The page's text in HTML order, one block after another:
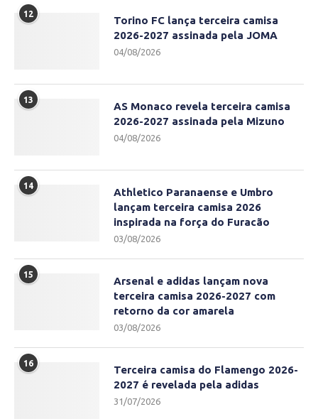
12
Torino FC lança terceira camisa
2026-2027 assinada pela JOMA
04/08/2026
13
AS Monaco revela terceira camisa
2026-2027 assinada pela Mizuno
04/08/2026
14
Athletico Paranaense e Umbro
lançam terceira camisa 2026
inspirada na força do Furacão
03/08/2026
15
Arsenal e adidas lançam nova
terceira camisa 2026-2027 com
retorno da cor amarela
03/08/2026
16
Terceira camisa do Flamengo 2026-
2027 é revelada pela adidas
31/07/2026